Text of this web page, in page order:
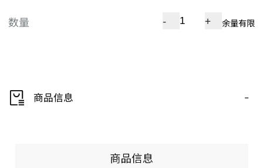
数量 - + 余量有限
商品信息 -